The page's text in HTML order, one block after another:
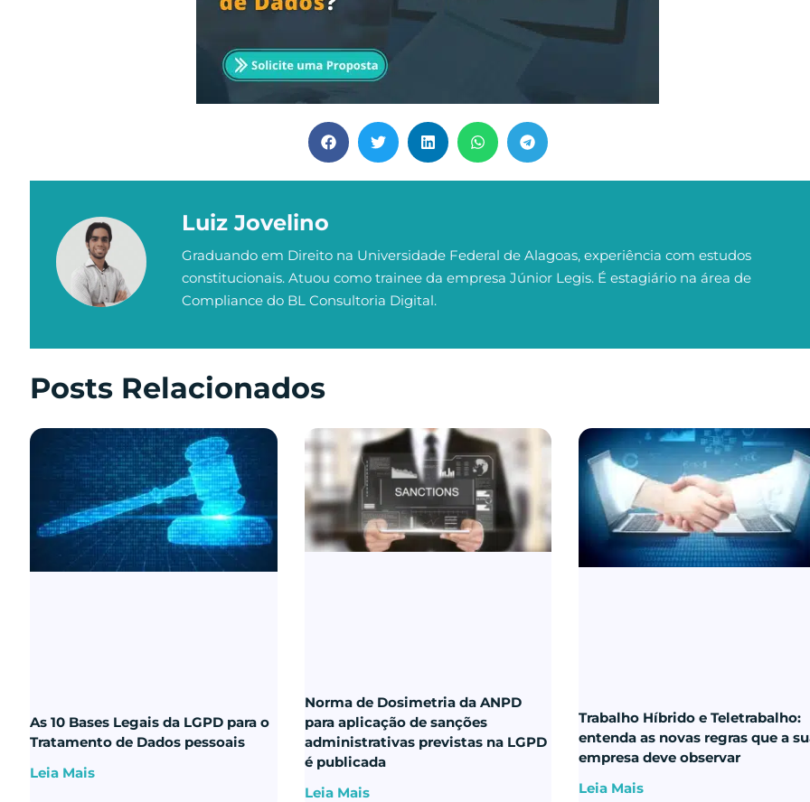
Luiz Jovelino
Graduando em Direito na Universidade Federal de Alagoas, experiência com estudos
constitucionais. Atuou como trainee da empresa Júnior Legis. É estagiário na área de
Compliance do BL Consultoria Digital.
Posts Relacionados
As 10 Bases Legais da LGPD para o
Tratamento de Dados pessoais
Leia Mais
Norma de Dosimetria da ANPD
para aplicação de sanções
administrativas previstas na LGPD
é publicada
Leia Mais
Trabalho Híbrido e Teletrabalho:
entenda as novas regras que a
empresa deve observar
Leia Mais